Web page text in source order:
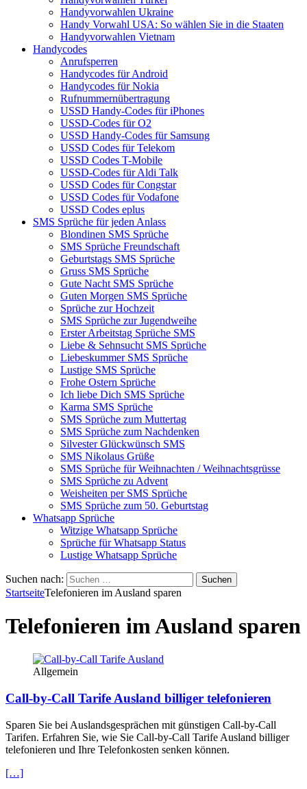
Handyvorwahlen Ukraine
Handy Vorwahl USA: So wählen Sie in die Staaten
Handyvorwahlen Vietnam
Handycodes
Anrufsperren
Handycodes für Android
Handycodes für Nokia
Rufnummernübertragung
USSD Handy-Codes für iPhones
USSD-Codes für O2
USSD Handy-Codes für Samsung
USSD Codes für Telekom
USSD Codes T-Mobile
USSD-Codes für Aldi Talk
USSD Codes für Congstar
USSD Codes für Vodafone
USSD Codes eplus
SMS Sprüche für jeden Anlass
Blondinen SMS Sprüche
SMS Sprüche Freundschaft
Geburtstags SMS Sprüche
Gruss SMS Sprüche
Gute Nacht SMS Sprüche
Guten Morgen SMS Sprüche
Sprüche zur Hochzeit
SMS Sprüche zur Jugendweihe
Erster Arbeitstag Sprüche SMS
Liebe & Sehnsucht SMS Sprüche
Liebeskummer SMS Sprüche
Lustige SMS Sprüche
Frohe Ostern Sprüche
Ich liebe Dich SMS Sprüche
Karma SMS Sprüche
SMS Sprüche zum Muttertag
SMS Sprüche zum Nachdenken
Silvester Glückwünsch SMS
SMS Nikolaus Grüße
SMS Sprüche für Weihnachten / Weihnachtsgrüsse
SMS Sprüche zu Advent
Weisheiten per SMS Sprüche
SMS Sprüche zum 50. Geburtstag
Whatsapp Sprüche
Witzige Whatsapp Sprüche
Sprüche für Whatsapp Status
Lustige Whatsapp Sprüche
Suchen nach:
StartseiteTelefonieren im Ausland sparen
Telefonieren im Ausland sparen
Allgemein
Call-by-Call Tarife Ausland billiger telefonieren
Sparen Sie bei Auslandsgesprächen mit günstigen Call-by-Call
Tarifen. Erfahren Sie, wie Sie Call-by-Call Tarife Ausland billiger
telefonieren und Ihre Telefonkosten senken können.
[…]